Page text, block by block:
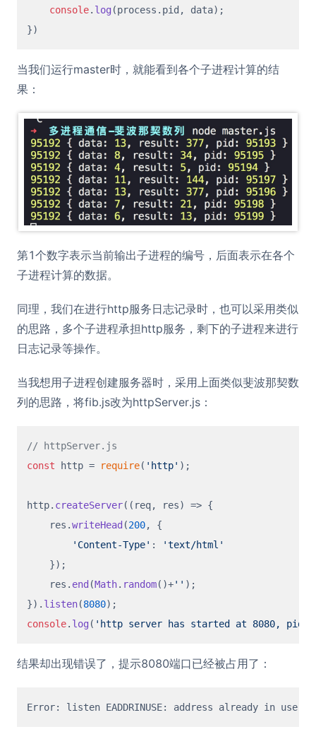
console. log (process. pid , data);
当我们运行master时，就能看到各个子进程计算的结
果：
第1个数字表示当前输出子进程的编号，后面表示在各个
子进程计算的数据。
同理，我们在进行http服务日志记录时，也可以采用类似
的思路，多个子进程承担http服务，剩下的子进程来进行
日志记录等操作。
当我想用子进程创建服务器时，采用上面类似斐波那契数
列的思路，将fib.js改为httpServer.js：
// httpServer.js
const http = require( 'http' );
http. createServer( ( req, res) => {
    res.
writeHead (200, {
'Content-Type' :
'text/html'
    });
    res.
end (Math. random()+'' );
}). listen(8080
console. log ( 'http server has started at 8080, pid:
结果却出现错误了，提示8080端口已经被占用了：